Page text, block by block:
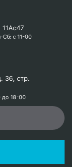
Сб: с 11-00
36, стр.
до 18-00